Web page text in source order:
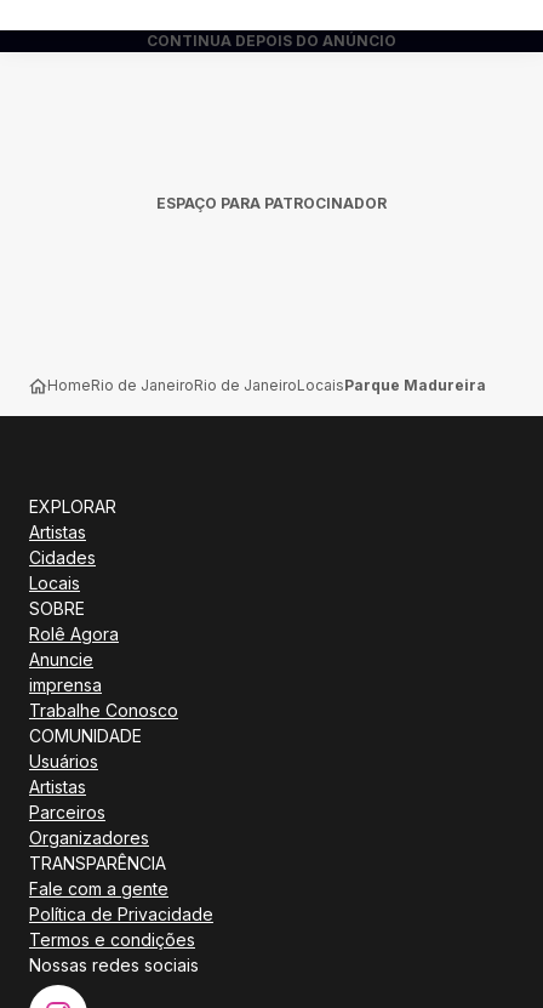
CONTINUA DEPOIS DO ANÚNCIO
ESPAÇO PARA PATROCINADOR
HomeRio de JaneiroRio de JaneiroLocaisParque Madureira
EXPLORAR
Artistas
Cidades
Locais
SOBRE
Rolê Agora
Anuncie
imprensa
Trabalhe Conosco
COMUNIDADE
Usuários
Artistas
Parceiros
Organizadores
TRANSPARÊNCIA
Fale com a gente
Política de Privacidade
Termos e condições
Nossas redes sociais